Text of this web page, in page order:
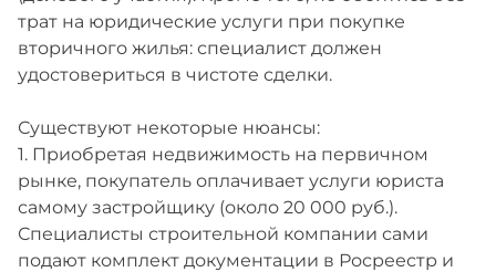
трат на юридические услуги при покупке
вторичного жилья: специалист должен
удостовериться в чистоте сделки.
Существуют некоторые нюансы:
1. Приобретая недвижимость на первичном
рынке, покупатель оплачивает услуги юриста
самому застройщику (около 20 000 руб.).
Специалисты строительной компании сами
подают комплект документации в Росреестр и